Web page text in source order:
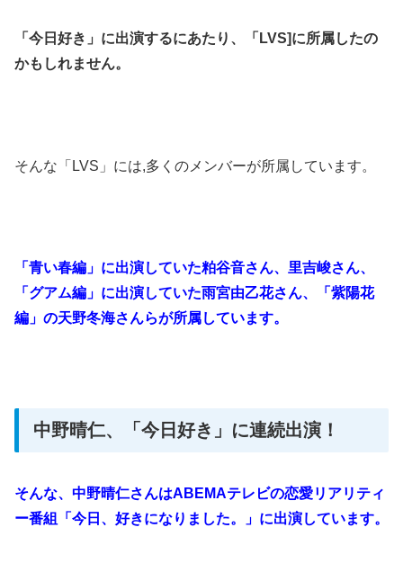
「今日好き」に出演するにあたり、「LVS]に所属したの
かもしれません。
そんな「LVS」には,多くのメンバーが所属しています。
「青い春編」に出演していた粕谷音さん、里吉峻さん、
「グアム編」に出演していた雨宮由乙花さん、「紫陽花
編」の天野冬海さんらが所属しています。
中野晴仁、「今日好き」に連続出演！
そんな、中野晴仁さんはABEMAテレビの恋愛リアリティ
ー番組「今日、好きになりました。」に出演しています。